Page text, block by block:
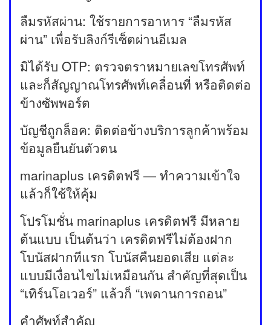
ลืมรหัสผ่าน: ใช้รายการอาหาร “ลืมรหัส
ผ่าน” เพื่อรับลิงก์รีเซ็ตผ่านอีเมล
มิได้รับ OTP: ตรวจตราหมายเลขโทรศัพท์
และก็สัญญาณโทรศัพท์เคลื่อนที่ หรือติดต่อ
ข้างซัพพอร์ต
บัญชีถูกล็อค: ติดต่อข้างบริการลูกค้าพร้อม
ข้อมูลยืนยันตัวตน
marinaplus เครดิตฟรี — ทำความเข้าใจ
แล้วก็ใช้ให้คุ้ม
โปรโมชั่น marinaplus เครดิตฟรี มีหลาย
ต้นแบบ เป็นต้นว่า เครดิตฟรีไม่ต้องฝาก
โบนัสฝากทีแรก โบนัสคืนยอดเสีย แต่ละ
แบบมีเงื่อนไขไม่เหมือนกัน สำคัญที่สุดเป็น
“เทิร์นโอเวอร์” แล้วก็ “เพดานการถอน”
คำศัพท์สำคัญ